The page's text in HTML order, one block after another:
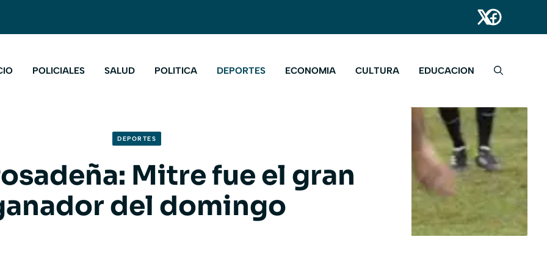
POLICIALES SALUD POLITICA DEPORTES ECONOMIA CULTURA EDUCACION
DEPORTES
Mitre fue el gran
del domingo